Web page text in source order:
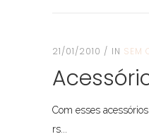
21/01/2010 IN SEM
Com esses
rs...